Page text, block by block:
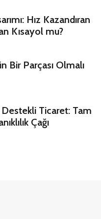
Hız Kazandıran
Kısayol mu?
Bir Parçası Olmalı
Ticaret: Tam
Çağı